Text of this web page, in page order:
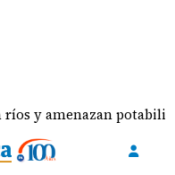
y amenazan